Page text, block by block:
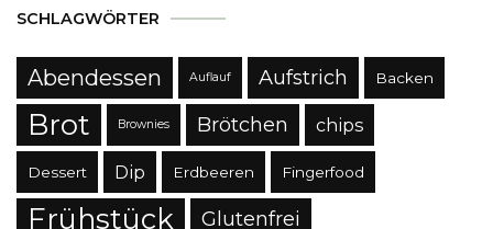
SCHLAGWÖRTER
Abendessen Auflauf Aufstrich Backen
Brot Brownies Brötchen chips
Dessert Dip Erdbeeren Fingerfood
Frühstück Glutenfrei